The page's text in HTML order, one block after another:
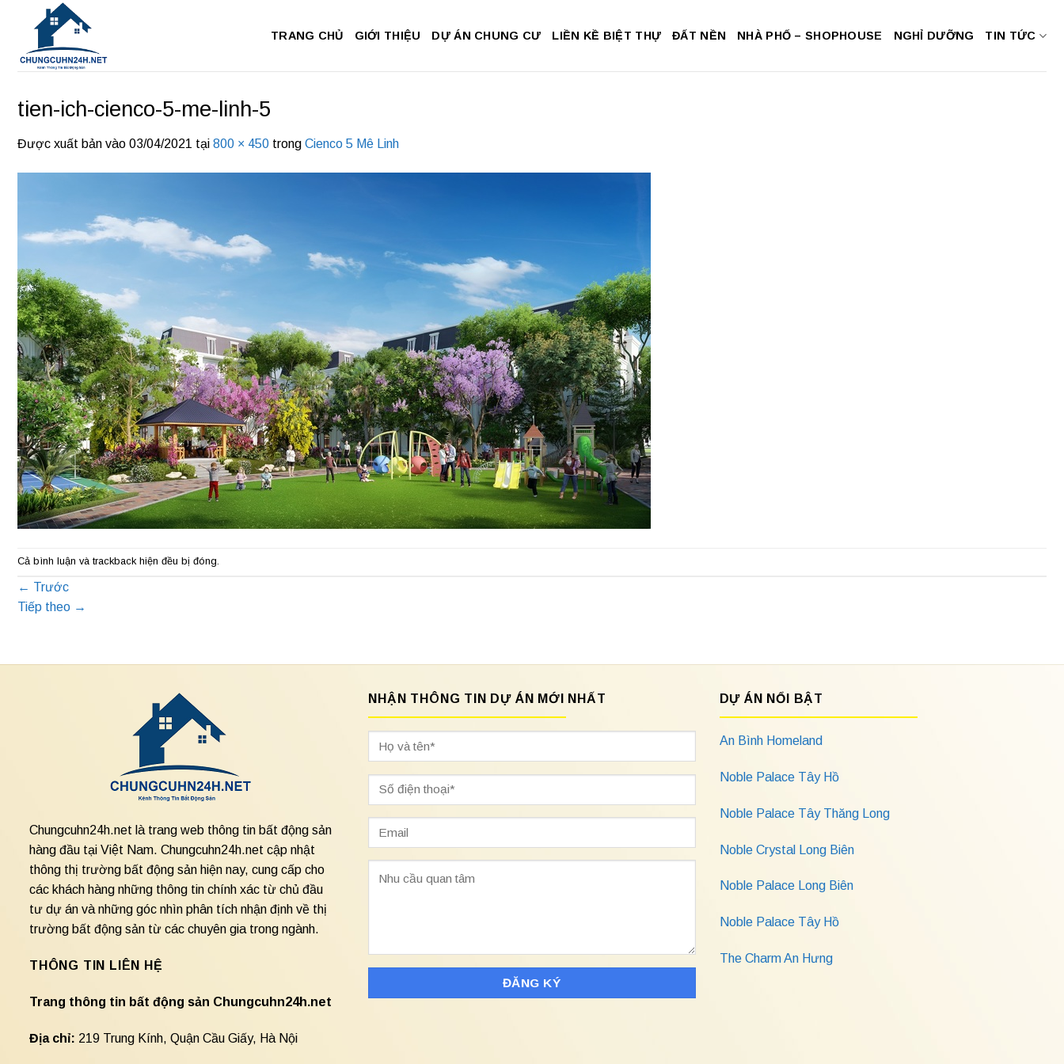
dung
TRANG CHỦ GIỚI THIỆU DỰ ÁN CHUNG CƯ LIỀN KỀ BIỆT THỰ ĐẤT NỀN NHÀ PHỐ – SHOPHOUSE NGHỈ DƯỠNG TIN TỨC
tien-ich-cienco-5-me-linh-5
Được xuất bản vào 03/04/2021 tại 800 × 450 trong Cienco 5 Mê Linh
Cả bình luận và trackback hiện đều bị đóng.
← Trước
Tiếp theo →
Chungcuhn24h.net là trang web thông tin bất động sản
hàng đầu tại Việt Nam. Chungcuhn24h.net cập nhật
thông thị trường bất động sản hiện nay, cung cấp cho
các khách hàng những thông tin chính xác từ chủ đầu
tư dự án và những góc nhìn phân tích nhận định về thị
trường bất động sản từ các chuyên gia trong ngành.
THÔNG TIN LIÊN HỆ
Trang thông tin bất động sản Chungcuhn24h.net
Địa chỉ: 219 Trung Kính, Quận Cầu Giấy, Hà Nội
NHẬN THÔNG TIN DỰ ÁN MỚI NHẤT DỰ ÁN NỔI BẬT
An Bình Homeland
Noble Palace Tây Hồ
Noble Palace Tây Thăng Long
Noble Crystal Long Biên
Noble Palace Long Biên
Noble Palace Tây Hồ
The Charm An Hưng